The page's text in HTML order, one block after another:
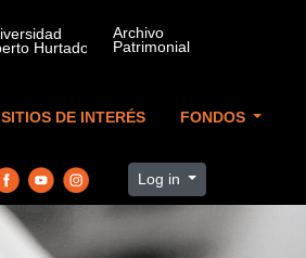
SITIOS DE INTERÉS FONDOS
Log in